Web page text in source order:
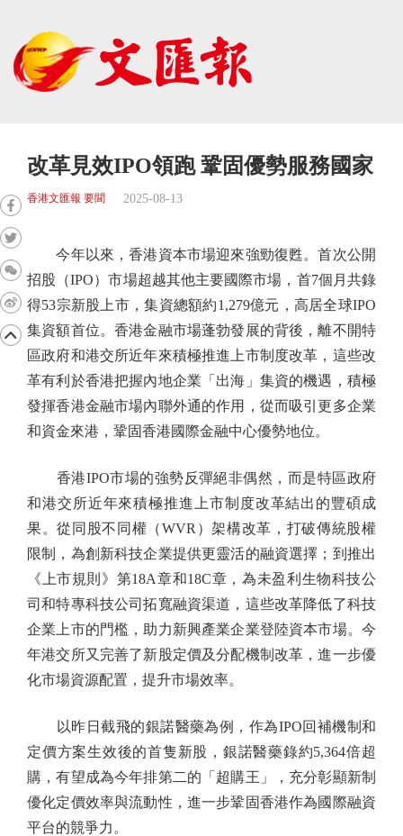
改革見效IPO領跑 鞏固優勢服務國家
香港文匯報 要聞 2025-08-13
今年以來，香港資本市場迎來強勁復甦。首次公開
招股（IPO）市場超越其他主要國際市場，首7個月共錄
得53宗新股上市，集資總額約1,279億元，高居全球IPO
集資額首位。香港金融市場蓬勃發展的背後，離不開特
區政府和港交所近年來積極推進上市制度改革，這些改
革有利於香港把握內地企業「出海」集資的機遇，積極
發揮香港金融市場內聯外通的作用，從而吸引更多企業
和資金來港，鞏固香港國際金融中心優勢地位。
香港IPO市場的強勢反彈絕非偶然，而是特區政府
和港交所近年來積極推進上市制度改革結出的豐碩成
果。從同股不同權（WVR）架構改革，打破傳統股權
限制，為創新科技企業提供更靈活的融資選擇；到推出
《上市規則》第18A章和18C章，為未盈利生物科技公
司和特專科技公司拓寬融資渠道，這些改革降低了科技
企業上市的門檻，助力新興產業企業登陸資本市場。今
年港交所又完善了新股定價及分配機制改革，進一步優
化市場資源配置，提升市場效率。
以昨日截飛的銀諾醫藥為例，作為IPO回補機制和
定價方案生效後的首隻新股，銀諾醫藥錄約5,364倍超
購，有望成為今年排第二的「超購王」，充分彰顯新制
優化定價效率與流動性，進一步鞏固香港作為國際融資
平台的競爭力。